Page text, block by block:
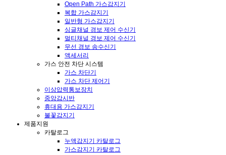
Open Path 가스감지기
복합 가스감지기
일반형 가스감지기
싱글채널 경보 제어 수신기
멀티채널 경보 제어 수신기
무선 경보 송수신기
액세서리
가스 안전 차단 시스템
가스 차단기
가스 차단 제어기
이상압력통보장치
중앙감시반
휴대용 가스감지기
불꽃감지기
제품지원
카탈로그
누액감지기 카탈로그
가스감지기 카탈로그